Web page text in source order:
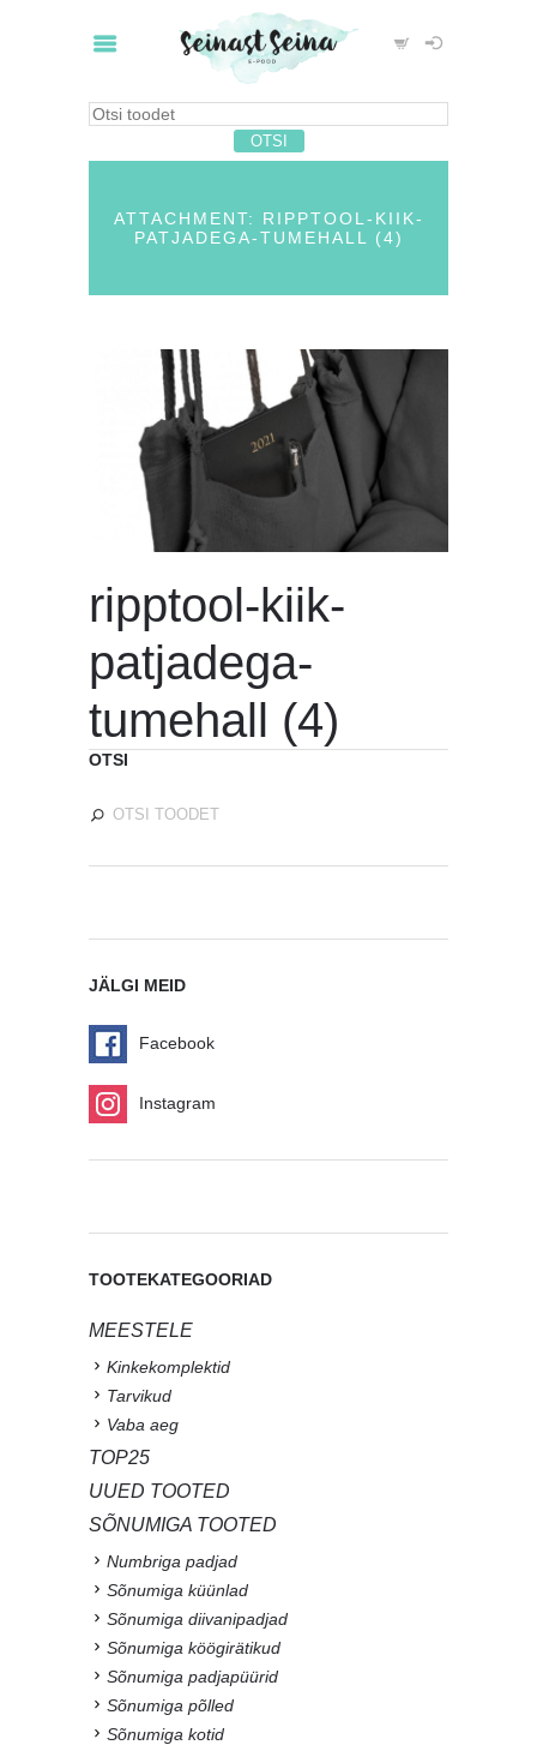
ATTACHMENT: RIPPTOOL-KIIK-
PATJADEGA-TUMEHALL (4)
ripptool-kiik-
patjadega-
tumehall (4)
OTSI
JÄLGI MEID
Facebook
Instagram
TOOTEKATEGOORIAD
MEESTELE
Kinkekomplektid
Tarvikud
Vaba aeg
TOP25
UUED TOOTED
SÕNUMIGA TOOTED
Numbriga padjad
Sõnumiga küünlad
Sõnumiga diivanipadjad
Sõnumiga köögirätikud
Sõnumiga padjapüürid
Sõnumiga põlled
Sõnumiga kotid